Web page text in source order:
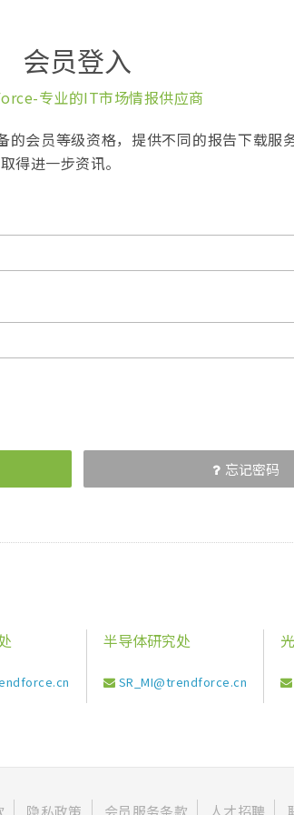
会员登入
专业的IT市场情报供应商
会员等级资格，提供不同的报告下载服
得进一步资讯。
忘记密码
半导体研究处
SR_MI@trendforce.cn
隐私政策 会员服务条款 人才招聘